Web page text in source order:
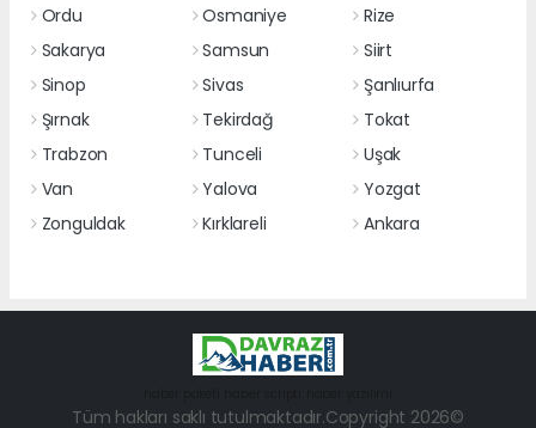
Ordu
Osmaniye
Rize
Sakarya
Samsun
Siirt
Sinop
Sivas
Şanlıurfa
Şırnak
Tekirdağ
Tokat
Trabzon
Tunceli
Uşak
Van
Yalova
Yozgat
Zonguldak
Kırklareli Ankara
Tüm hakları saklı tutulmaktadır.Copyright 2026©